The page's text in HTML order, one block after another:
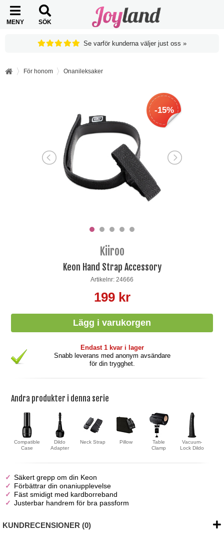
MENY SÖK
Se varför kunderna väljer just oss »
För honom Onanileksaker
-15%
Kiiroo
Keon Hand Strap Accessory
Artikelnr: 24666
199 kr
Endast 1 kvar i lager
Snabb leverans med anonym avsändare
för din trygghet.
Andra produkter i denna serie
Compatible
Case
Dildo
Adapter
Neck Strap Pillow
Table
Clamp
Vacuum-
Lock Dildo
Säkert grepp om din Keon
Förbättrar din onaniupplevelse
Fäst smidigt med kardborreband
Justerbar handrem för bra passform
KUNDRECENSIONER (0)